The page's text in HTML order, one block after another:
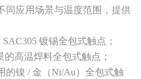
同应用场景与温度范围，提供
镀锡全包式触点；
的高温焊料全包式触点；
的镍 / 金（Ni/Au）全包式触